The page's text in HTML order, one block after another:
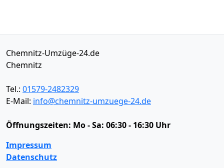
Chemnitz-Umzüge-24.de
Chemnitz
Tel.: 01579-2482329
E-Mail: info@chemnitz-umzuege-24.de
Öffnungszeiten: Mo - Sa: 06:30 - 16:30 Uhr
Impressum
Datenschutz